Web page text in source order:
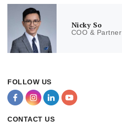
Nicky So
COO & Partner
FOLLOW US
CONTACT US